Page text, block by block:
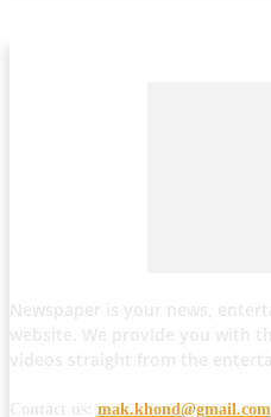
mak.khond@gmail.com